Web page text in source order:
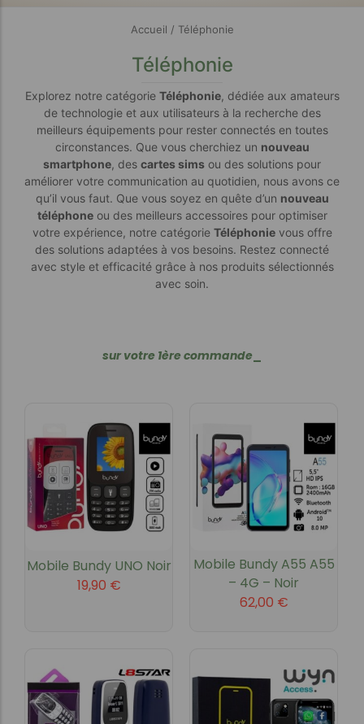
Accueil / Téléphonie
Téléphonie
Explorez notre catégorie Téléphonie, dédiée aux amateurs
de technologie et aux utilisateurs à la recherche des
meilleurs équipements pour rester connectés en toutes
circonstances. Que vous cherchiez un nouveau
smartphone, des cartes sims ou des solutions pour
améliorer votre communication au quotidien, nous avons ce
qu’il vous faut. Que vous soyez en quête d’un nouveau
téléphoneou des meilleurs accessoires pour optimiser
votre expérience, notre catégorie Téléphonievous offre
des solutions adaptées à vos besoins. Restez connecté
avec style et efficacité grâce à nos produits sélectionnés
avec soin.
sur votre 1ère commande
Mobile Bundy UNO Noir
19,90 €
Mobile Bundy A55 A55
– 4G – Noir
62,00 €